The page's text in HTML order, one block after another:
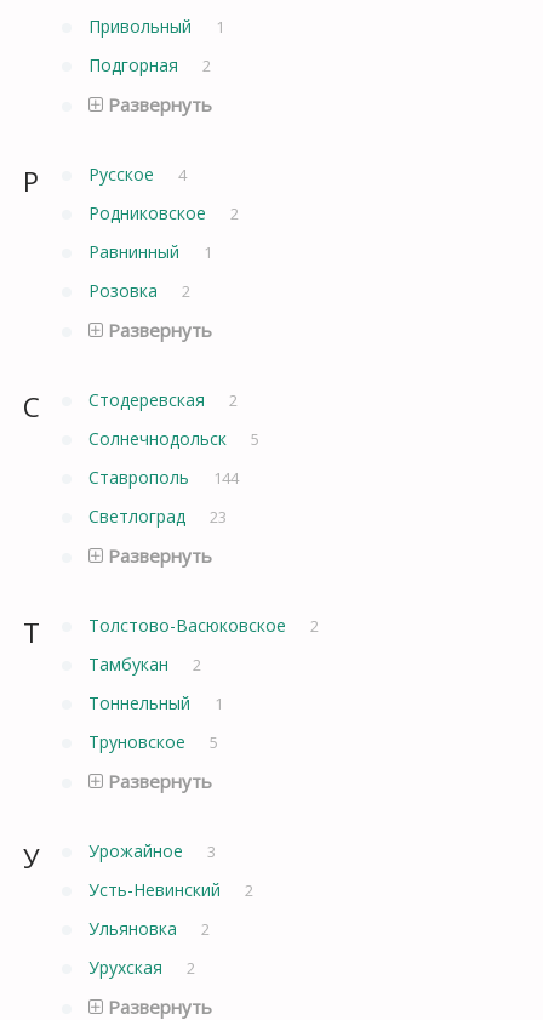
Привольный 1
Подгорная 2
Развернуть
Р Русское 4
Родниковское 2
Равнинный 1
Розовка 2
Развернуть
С Стодеревская 2
Солнечнодольск 5
Ставрополь 144
Светлоград 23
Развернуть
Т Толстово-Васюковское 2
Тамбукан 2
Тоннельный 1
Труновское 5
Развернуть
У Урожайное 3
Усть-Невинский 2
Ульяновка 2
Урухская 2
Развернуть